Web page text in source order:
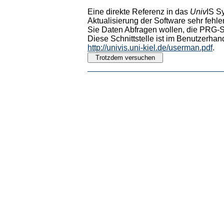
Eine direkte Referenz in das UnivIS
Aktualisierung der Software sehr
Sie Daten Abfragen wollen, die PRG-
Diese Schnittstelle ist im
http://univis.uni-kiel.de/userman.pdf.